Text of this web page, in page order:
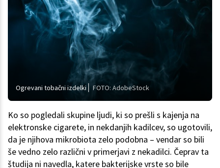
Ogrevani tobačni izdelki FOTO: AdobeStock
Ko so pogledali skupine ljudi, ki so prešli s kajenja na
elektronske cigarete, in nekdanjih kadilcev, so ugotovili,
da je njihova mikrobiota zelo podobna – vendar so bili
še vedno zelo različni v primerjavi z nekadilci. Čeprav ta
študija ni navedla, katere bakterijske vrste so bile